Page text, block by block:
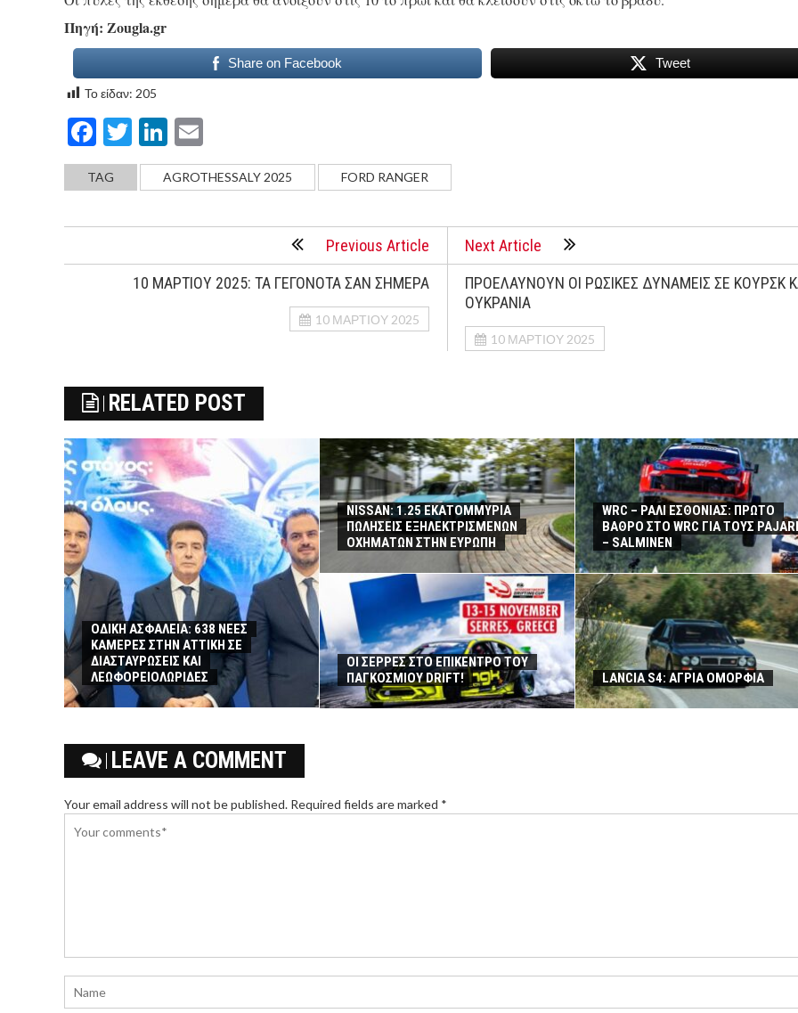
Πηγή: Zougla.gr
Share on Facebook
Tweet
Το είδαν: 205
Facebook
TwitterLinkedIn
TAG AGROTHESSALY 2025 FORD RANGER
Previous Article
10 ΜΑΡΤΙΟΥ 2025: ΤΑ ΓΕΓΟΝΟΤΑ ΣΑΝ ΣΗΜΕΡΑ
10 ΜΑΡΤΊΟΥ 2025
Next Article
ΠΡΟΕΛΑΥΝΟΥΝ ΟΙ ΡΩΣΙΚΕΣ ΔΥΝΑΜΕΙΣ ΣΕ ΚΟΥΡΣΚ
ΟΥΚΡΑΝΙΑ
10 ΜΑΡΤΊΟΥ 2025
RELATED POST
ΟΔΙΚΗ ΑΣΦΑΛΕΙΑ: 638 ΝΕΕΣ
ΚΑΜΕΡΕΣ ΣΤΗΝ ΑΤΤΙΚΗ ΣΕ
ΔΙΑΣΤΑΥΡΩΣΕΙΣ ΚΑΙ
ΛΕΩΦΟΡΕΙΟΛΩΡΙΔΕΣ
NISSAN: 1.25 ΕΚΑΤΟΜΜΥΡΙΑ
ΠΩΛΗΣΕΙΣ ΕΞΗΛΕΚΤΡΙΣΜΕΝΩΝ
ΟΧΗΜΑΤΩΝ ΣΤΗΝ ΕΥΡΩΠΗ
WRC – ΡΑΛΙ ΕΣΘΟΝΙΑΣ: ΠΡΩΤΟ
ΒΑΘΡΟ ΣΤΟ WRC ΓΙΑ ΤΟΥΣ PAJARI
– SALMINEN
ΟΙ ΣΕΡΡΕΣ ΣΤΟ ΕΠΙΚΕΝΤΡΟ ΤΟΥ
ΠΑΓΚΟΣΜΙΟΥ DRIFT!
LANCIA S4: ΑΓΡΙΑ ΟΜΟΡΦΙΑ
LEAVE A COMMENT
Your email address will not be published. Required fields are marked *